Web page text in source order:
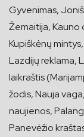
Gyvenimas,
Žemaitija, Kauno
Kupiškėnų
Lazdijų reklama,
laikraštis
žodis, Nauja
naujienos,
Panevėžio